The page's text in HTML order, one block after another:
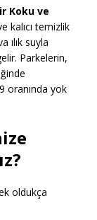
Koku ve
kalıcı temizlik
ılık suyla
Parkelerin,
oranında yok
oldukça